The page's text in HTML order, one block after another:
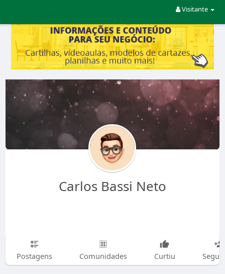
Visitante
Carlos Bassi Neto
Postagens Comunidades Curtiu